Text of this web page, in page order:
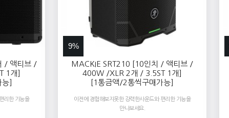
/ 액티브 /
1개]
]
리한 기능을
9%
MACKIE SRT210 [10인치 / 액티브 /
400W /XLR 2개 / 3.5ST 1개]
[1통금액/2통씩구매가능]
이전에 경험해보지못한 강력한사운드와 편리한 기능을
만나보세요.